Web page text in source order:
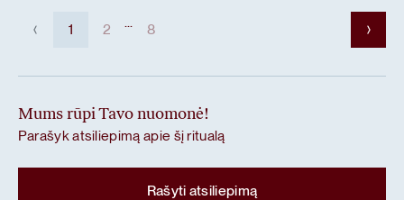
1 2 ... 8
Mums rūpi Tavo nuomonė!
Parašyk atsiliepimą apie šį ritualą
Rašyti atsiliepimą